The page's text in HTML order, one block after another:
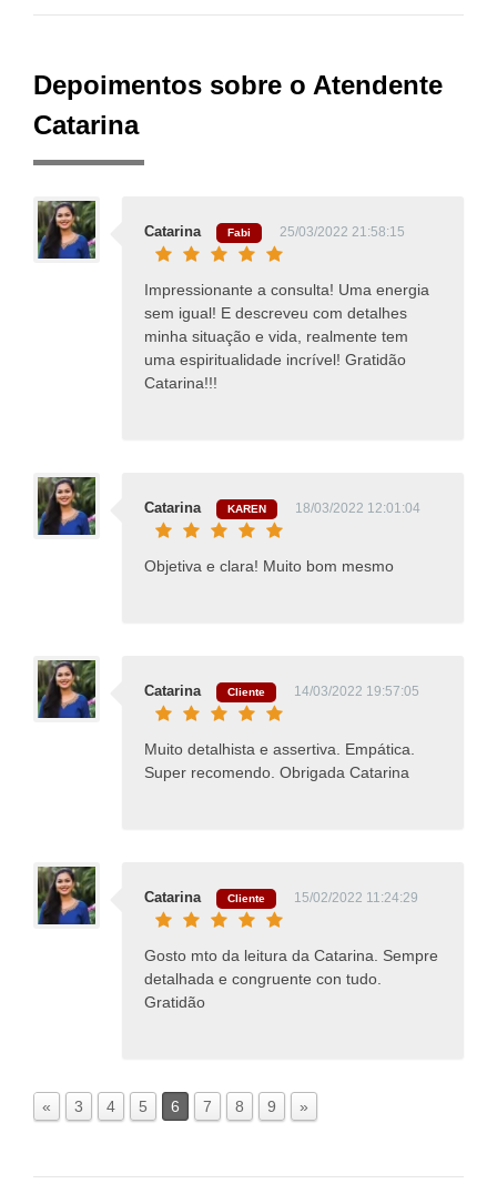
Depoimentos sobre o Atendente
Catarina
Catarina Fabi 25/03/2022 21:58:15
Impressionante a consulta! Uma energia
sem igual! E descreveu com detalhes
minha situação e vida, realmente tem
uma espiritualidade incrível! Gratidão
Catarina!!!
Catarina KAREN 18/03/2022 12:01:04
Objetiva e clara! Muito bom mesmo
Catarina Cliente 14/03/2022 19:57:05
Muito detalhista e assertiva. Empática.
Super recomendo. Obrigada Catarina
Catarina Cliente 15/02/2022 11:24:29
Gosto mto da leitura da Catarina. Sempre
detalhada e congruente con tudo.
Gratidão
« 3 4 5 6 7 8 9 »